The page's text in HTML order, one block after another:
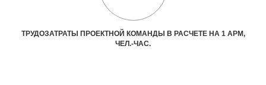
ТРУДОЗАТРАТЫ ПРОЕКТНОЙ КОМАНДЫ В РАСЧЕТЕ НА 1 АРМ,
ЧЕЛ.-ЧАС.